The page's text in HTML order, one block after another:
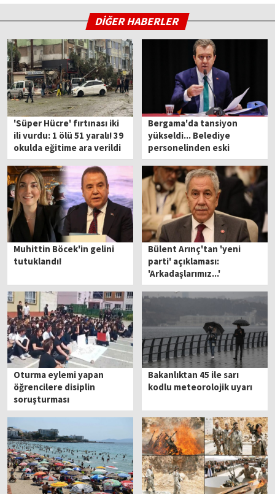
DİĞER HABERLER
'Süper Hücre' fırtınası iki
ili vurdu: 1 ölü 51 yaralı! 39
okulda eğitime ara verildi
Bergama'da tansiyon
yükseldi... Belediye
personelinden eski
başkan için flaş iddia: Silah
doğrultarak tehdit etti!
Muhittin Böcek'in gelini
tutuklandı!
Bülent Arınç'tan 'yeni
parti' açıklaması:
'Arkadaşlarımız...'
Oturma eylemi yapan
öğrencilere disiplin
soruşturması
Bakanlıktan 45 ile sarı
kodlu meteorolojik uyarı